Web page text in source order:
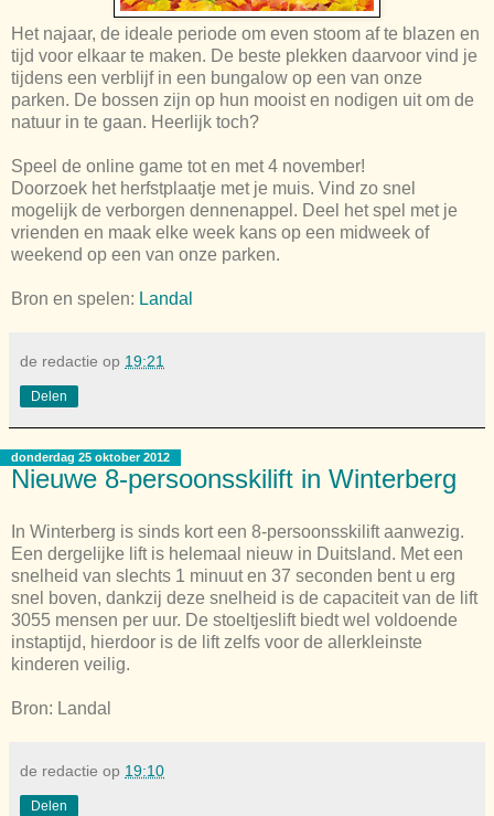
Het najaar, de ideale periode om even stoom af te blazen en
tijd voor elkaar te maken. De beste plekken daarvoor vind je
tijdens een verblijf in een bungalow op een van onze
parken. De bossen zijn op hun mooist en nodigen uit om de
natuur in te gaan. Heerlijk toch?
Speel de online game tot en met 4 november!
Doorzoek het herfstplaatje met je muis. Vind zo snel
mogelijk de verborgen dennenappel. Deel het spel met je
vrienden en maak elke week kans op een midweek of
weekend op een van onze parken.
Bron en spelen: Landal
de redactie op 19:21
Delen
donderdag 25 oktober 2012
Nieuwe 8-persoonsskilift in Winterberg
In Winterberg is sinds kort een 8-persoonsskilift aanwezig.
Een dergelijke lift is helemaal nieuw in Duitsland. Met een
snelheid van slechts 1 minuut en 37 seconden bent u erg
snel boven, dankzij deze snelheid is de capaciteit van de lift
3055 mensen per uur. De stoeltjeslift biedt wel voldoende
instaptijd, hierdoor is de lift zelfs voor de allerkleinste
kinderen veilig.
Bron: Landal
de redactie op 19:10
Delen